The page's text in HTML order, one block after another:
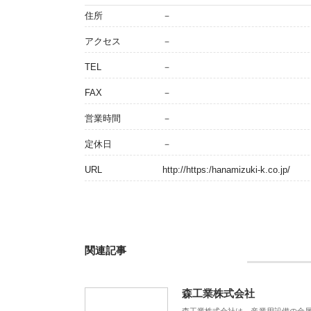
住所 －
アクセス －
TEL －
FAX －
営業時間 －
定休日 －
URL http://https:/hanamizuki-k.co.jp/
関連記事
森工業株式会社